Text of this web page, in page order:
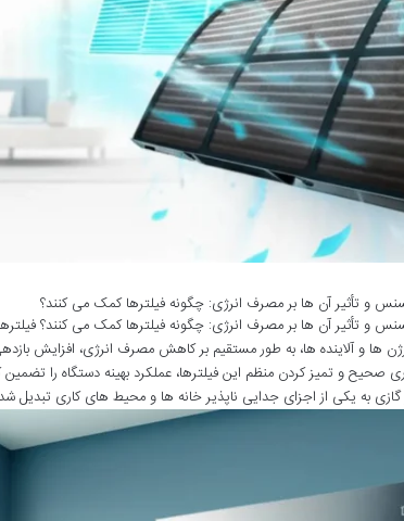
و تأثیر آن ها بر مصرف انرژی: چگونه فیلترها کمک می کنند؟
و تأثیر آن ها بر مصرف انرژی: چگونه فیلترها کمک می کنند؟
ها و آلاینده ها، به طور مستقیم بر کاهش مصرف انرژی، افزایش
صحیح و تمیز کردن منظم این فیلترها، عملکرد بهینه دستگاه را
گازی به یکی از اجزای جدایی ناپذیر خانه ها و محیط های کاری